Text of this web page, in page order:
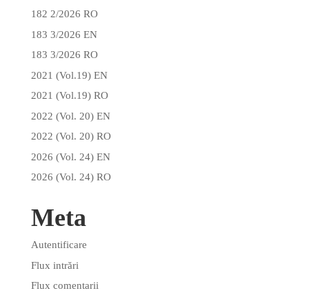
182 2/2026 RO
183 3/2026 EN
183 3/2026 RO
2021 (Vol.19) EN
2021 (Vol.19) RO
2022 (Vol. 20) EN
2022 (Vol. 20) RO
2026 (Vol. 24) EN
2026 (Vol. 24) RO
Meta
Autentificare
Flux intrări
Flux comentarii